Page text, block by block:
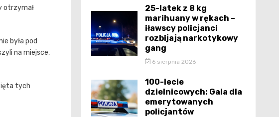
otrzymał
była pod
na miejsce,
tych
25-latek z 8 kg
marihuany w rękach –
iławscy policjanci
rozbijają narkotykowy
gang
6 sierpnia 2026
100-lecie
dzielnicowych: Gala dla
emerytowanych
policjantów